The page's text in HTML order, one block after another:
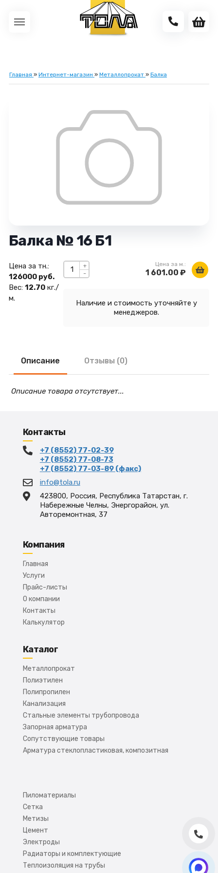
Главная » Интернет-магазин » Металлопрокат » Балка
Балка № 16 Б1
-
+ Цена за м.:
1 601.00 ₽
Наличие и стоимость уточняйте у
менеджеров.
Цена за тн.:
126000 руб.
Вес: 12.70кг./
м.
Описание Отзывы (0)
Описание товара отсутствует...
Контакты
+7 (8552) 77-02-39
+7 (8552) 77-08-73
+7 (8552) 77-03-89 (факс)
info@tola.ru
423800, Россия, Республика Татарстан, г.
Набережные Челны, Энергорайон, ул.
Авторемонтная, 37
Компания
Главная
Услуги
Прайс-листы
О компании
Контакты
Калькулятор
Каталог
Металлопрокат
Полиэтилен
Полипропилен
Канализация
Стальные элементы трубопровода
Запорная арматура
Сопутствующие товары
Арматура стеклопластиковая, композитная
Пиломатериалы
Сетка
Метизы
Цемент
Электроды
Радиаторы и комплектующие
Теплоизоляция на трубы